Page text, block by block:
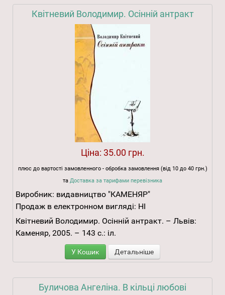
Квітневий Володимир. Осінній антракт
Ціна: 35.00 грн.
плюс до вартості замовленного - обробка замовлення (від 10 до 40 грн.)
та Доставка за тарифами перевізника
Виробник: видавництво "КАМЕНЯР"
Продаж в електронном вигляді: НІ
Квітневий Володимир. Осінній антракт. – Львів:
Каменяр, 2005. – 143 с.: іл.
У Кошик Детальніше
Буличова Ангеліна. В кільці любові